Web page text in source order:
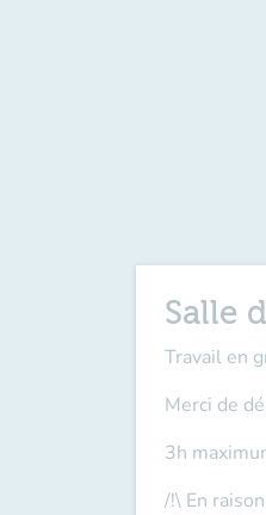
Salle
Travail en
Merci de
3h
/!\ En